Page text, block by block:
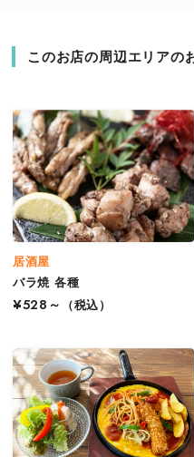
このお店の周辺エリアの
居酒屋
バラ焼 各種
¥528～
（税込）